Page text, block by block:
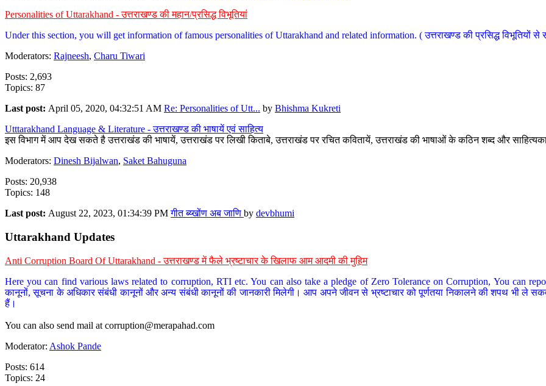
Personalities of Uttarakhand - उत्तराखण्ड की महान/प्रसिद्ध विभूतियां
Under this section, you will get information of famous personalities of Uttarakhand and related information. ( उत्तराखण्ड की प्रसिद्ध विभूतियों से
Moderators: Rajneesh, Charu Tiwari
Posts: 2,693
Topics: 87
Last post: April 05, 2020, 04:32:51 AM Re: Personalities of Utt... by Bhishma Kukreti
Utttarakhand Language & Literature - उत्तराखण्ड की भाषायें एवं साहित्य
इस विभाग में आप देख सकते है उत्तराखंड की भाषायें, उत्तराखंड पर लिखी किताबे, उत्तराखंड पर रचित कवितायें, उत्तराखंड की भाषाओं के कठिन शब्द और
Moderators: Dinesh Bijalwan, Saket Bahuguna
Posts: 20,938
Topics: 148
Last post: August 22, 2023, 01:34:39 PMगीत ब्य्खोंण अब जाणि by devbhumi
Uttarakhand Updates
Anti Corruption Board Of Uttarakhand - उत्तराखण्ड में फैले भ्रष्टाचार के खिलाफ आम आदमी की मुहिम
Here you can find various laws related to corruption, RTI etc. You can also take a pledge of Zero Tolerance on Corruption, You can
कानूनों, सूचना के अधिकार संबंधी कानूनों और अन्य संबंधी कानूनों की जानकारी मिलेगी। आप अपने जीवन से भ्रष्टाचार को पूर्णतया निकालने की शपथ भी ले
हैं।
You can also send mail at corruption@merapahad.com
Moderator: Ashok Pande
Posts: 614
Topics: 24